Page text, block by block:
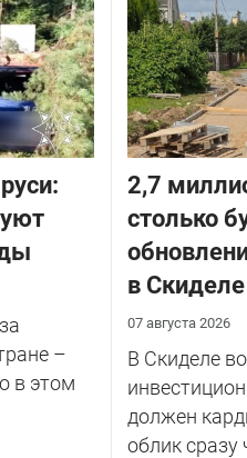
–
в этом
2,7
столько
в Скиделе
07 августа 2026
В Скиделе
должен
облик сразу